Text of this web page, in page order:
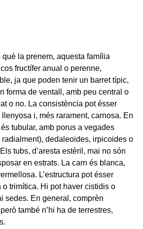
la prenem, aquesta família
fructífer anual o perenne,
ja que poden tenir un barret típic,
forma de ventall, amb peu central o
o no. La consistència pot ésser
i, més rarament, carnosa. En
tubular, amb porus a vegades
dedaleoides, irpicoides o
tubs, d’aresta estèril, mai no són
en estrats. La carn és blanca,
L’estructura pot ésser
o trimítica. Hi pot haver cistidis o
sedes. En general, comprèn
també n’hi ha de terrestres,